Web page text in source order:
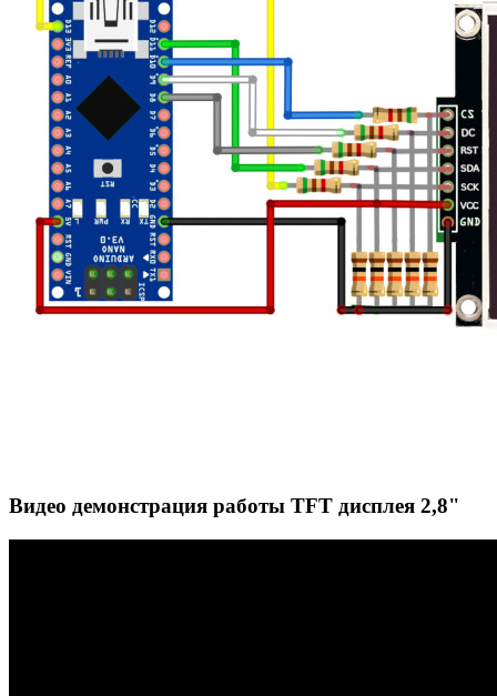
Видео демонстрация работы TFT дисплея 2,8"